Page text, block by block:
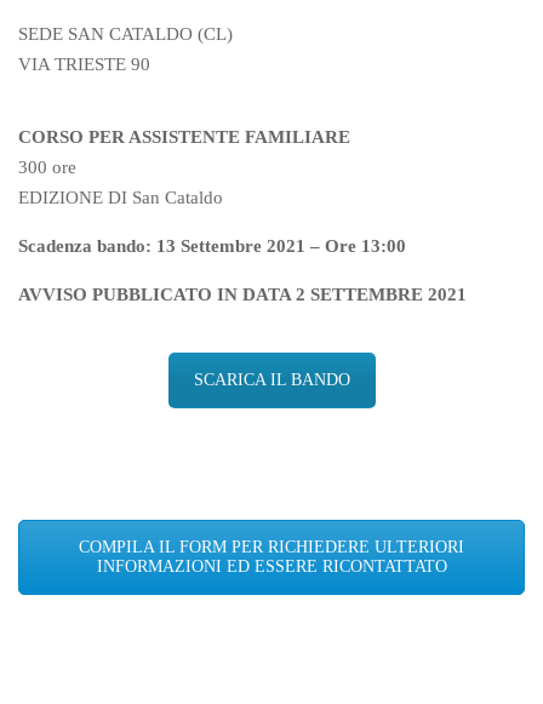
SEDE SAN CATALDO (CL)
VIA TRIESTE 90
CORSO PER ASSISTENTE FAMILIARE
300 ore
EDIZIONE DI San Cataldo
Scadenza bando: 13 Settembre 2021 – Ore 13:00
AVVISO PUBBLICATO IN DATA 2 SETTEMBRE 2021
SCARICA IL BANDO
COMPILA IL FORM PER RICHIEDERE ULTERIORI
INFORMAZIONI ED ESSERE RICONTATTATO